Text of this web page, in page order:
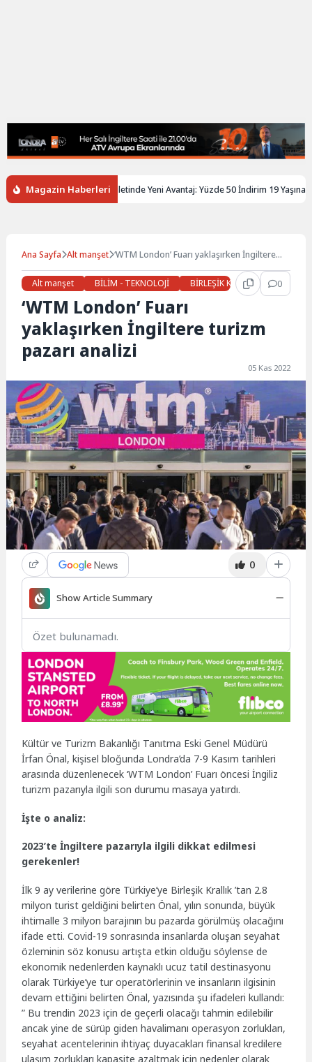
Magazin Haberleri
Gençlere Tren Biletinde Yeni Avantaj: Yüzde 50 İndirim 19 Yaşına
Ana Sayfa Alt manşet ‘WTM London’ Fuarı yaklaşırken İngiltere
Alt manşet
BİLİM - TEKNOLOJİ BİRLEŞİK KRALLIK 0
‘WTM London’ Fuarı
yaklaşırken İngiltere turizm
pazarı analizi
05 Kas 2022
0
Show Article Summary
Özet bulunamadı.
Kültür ve Turizm Bakanlığı Tanıtma Eski Genel Müdürü
İrfan Önal, kişisel bloğunda Londra’da 7-9 Kasım tarihleri
arasında düzenlenecek ‘WTM London’ Fuarı öncesi İngiliz
turizm pazarıyla ilgili son durumu masaya yatırdı.
İşte o analiz:
2023’te İngiltere pazarıyla ilgili dikkat edilmesi
gerekenler!
İlk 9 ay verilerine göre Türkiye’ye Birleşik Krallık ’tan 2.8
milyon turist geldiğini belirten Önal, yılın sonunda, büyük
ihtimalle 3 milyon barajının bu pazarda görülmüş olacağını
ifade etti. Covid-19 sonrasında insanlarda oluşan seyahat
özleminin söz konusu artışta etkin olduğu söylense de
ekonomik nedenlerden kaynaklı ucuz tatil destinasyonu
olarak Türkiye’ye tur operatörlerinin ve insanların ilgisinin
devam ettiğini belirten Önal, yazısında şu ifadeleri kullandı:
” Bu trendin 2023 için de geçerli olacağı tahmin edilebilir
ancak yine de sürüp giden havalimanı operasyon zorlukları,
seyahat acentelerinin ihtiyaç duyacakları finansal kredilere
ulaşım zorlukları kapasite azaltmak için nedenler olarak